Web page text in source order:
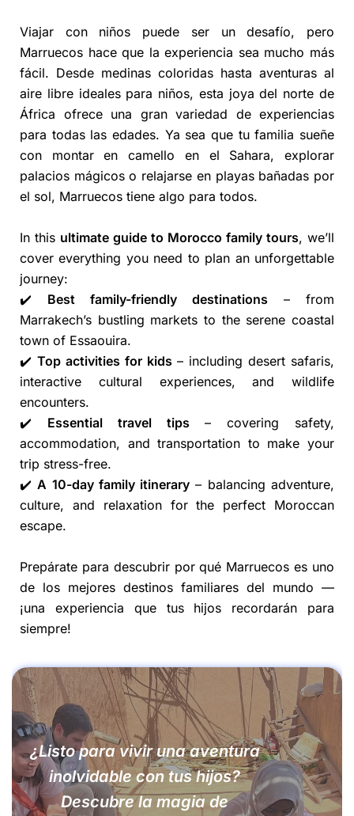
Viajar con niños puede ser un desafío, pero
Marruecos hace que la experiencia sea mucho más
fácil. Desde medinas coloridas hasta aventuras al
aire libre ideales para niños, esta joya del norte de
África ofrece una gran variedad de experiencias
para todas las edades. Ya sea que tu familia sueñe
con montar en camello en el Sahara, explorar
palacios mágicos o relajarse en playas bañadas por
el sol, Marruecos tiene algo para todos.
In this ultimate guide to Morocco family tours, we’ll
cover everything you need to plan an unforgettable
journey:
✔️ Best family-friendly destinations – from
Marrakech’s bustling markets to the serene coastal
town of Essaouira.
✔️ Top activities for kids– including desert safaris,
interactive cultural experiences, and wildlife
encounters.
✔️ Essential travel tips– covering safety,
accommodation, and transportation to make your
trip stress-free.
✔️A 10-day family itinerary – balancing adventure,
culture, and relaxation for the perfect Moroccan
escape.
Prepárate para descubrir por qué Marruecos es uno
de los mejores destinos familiares del mundo —
¡una experiencia que tus hijos recordarán para
siempre!
¿Listo para vivir una aventura
inolvidable con tus hijos?
Descubre la magia de